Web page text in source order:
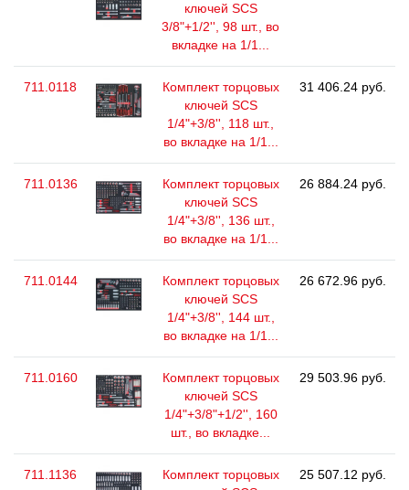
ключей SCS
3/8"+1/2'', 98 шт., во
вкладке на 1/1...
711.0118
Комплект торцовых
ключей SCS
1/4"+3/8'', 118 шт.,
во вкладке на 1/1...
31 406.24 руб.
711.0136
Комплект торцовых
ключей SCS
1/4"+3/8'', 136 шт.,
во вкладке на 1/1...
26 884.24 руб.
711.0144
Комплект торцовых
ключей SCS
1/4"+3/8'', 144 шт.,
во вкладке на 1/1...
26 672.96 руб.
711.0160
Комплект торцовых
ключей SCS
1/4"+3/8"+1/2'', 160
шт., во вкладке...
29 503.96 руб.
711.1136
Комплект торцовых
25 507.12 руб.